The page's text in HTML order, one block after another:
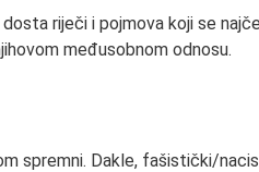
riječi i pojmova koji se
međusobnom odnosu.
spremni. Dakle, fašistički/